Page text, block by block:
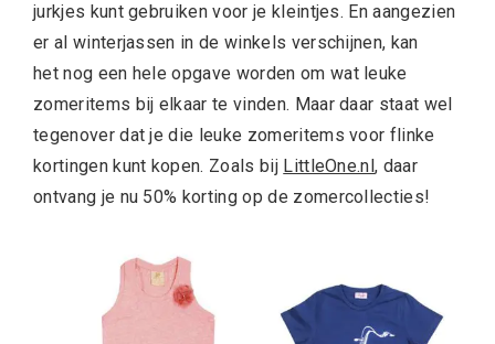
jurkjes kunt gebruiken voor je kleintjes. En aangezien
er al winterjassen in de winkels verschijnen, kan
het nog een hele opgave worden om wat leuke
zomeritems bij elkaar te vinden. Maar daar staat wel
tegenover dat je die leuke zomeritems voor flinke
kortingen kunt kopen. Zoals bij LittleOne.nl, daar
ontvang je nu 50% korting op de zomercollecties!